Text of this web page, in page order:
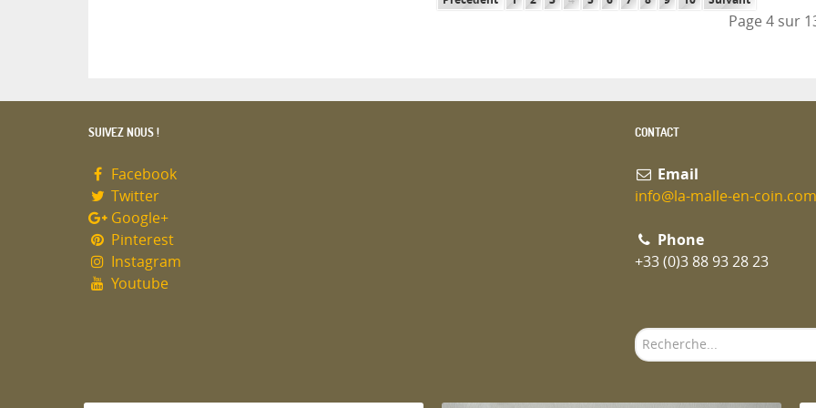
Page 4 sur
SUIVEZ NOUS !
Facebook
Twitter
Google+
Pinterest
Instagram
Youtube
CONTACT
Email
info@la-malle-en-coin.com
Phone
+33 (0)3 88 93 28 23
Rechercher